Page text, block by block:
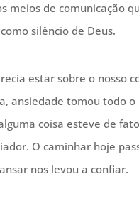
meios de comunicação
silêncio de Deus.
estar sobre o nosso
ansiedade tomou todo
coisa esteve de
O caminhar hoje
nos levou a confiar.